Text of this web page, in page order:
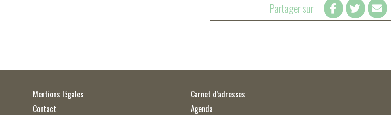
Partager sur
Mentions légales
Contact
Carnet d’adresses
Agenda